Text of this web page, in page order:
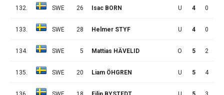
132. SWE 26 Isac BORN U 4 0
133. SWE 28 Helmer STYF U 4 0
134. SWE 5 Mattias HÄVELID O 5 2
135. SWE 20 Liam ÖHGREN U 5 4